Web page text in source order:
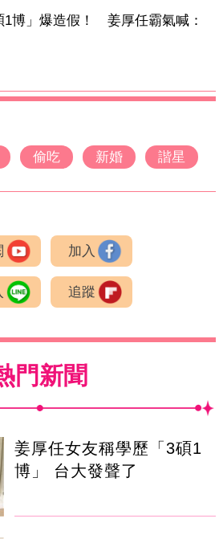
1博」爆造假！ 姜厚任霸氣喊：
偷吃 新婚 諧星
加入
追蹤
門新聞
姜厚任女友稱學歷「3碩1
博」 台大發聲了